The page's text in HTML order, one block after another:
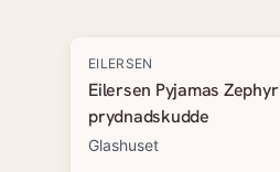
EILERSEN
Eilersen Pyjamas Zephyr
prydnadskudde
Glashuset